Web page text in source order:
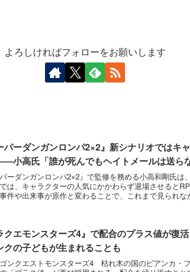
よろしければフォローをお願いします
パーダンガンロンパ2×2』新シナリオではキ
小高氏「誰が死んでもヘイトメールは送ら
パーダンガンロンパ2×2』で監修を務める小高和剛氏は
は、キャラクターの人気にかかわらず退場させると
件や出来事が原作と変わることで、これまで見られな
クエモンスターズ4』で配合のプラス値が復
クの子どもが生まれることも
ゴンクエストモンスターズ4 枯れ木の国のビアンカ・